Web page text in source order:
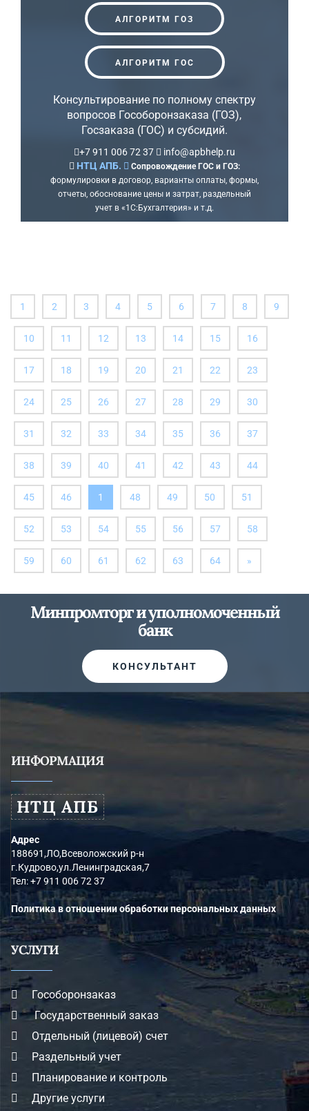
АЛГОРИТМ ГОЗ
АЛГОРИТМ ГОС
Консультирование по полному спектру
вопросов Гособоронзаказа (ГОЗ),
Госзаказа (ГОС) и субсидий.
+7 911 006 72 37
info@apbhelp.ru
НТЦ АПБ.
Сопровождение ГОС и ГОЗ:
формулировки в договор, варианты оплаты, формы,
отчеты, обоснование цены и затрат, раздельный
учет в «1С:Бухгалтерия» и т.д.
1 2 3 4 5 6 7 8 9
10 11 12 13 14 15 16
17 18 19 20 21 22 23
24 25 26 27 28 29 30
31 32 33 34 35 36 37
38 39 40 41 42 43 44
45 46 1
здесь)
48 49 50 51
52 53 54 55 56 57 58
59 60 61 62 63 64 »
Минпромторг и уполномоченный
банк
КОНСУЛЬТАНТ
ИНФОРМАЦИЯ
НТЦ АПБ
Адрес
188691,ЛО,Всеволожский р-н
г.Кудрово,ул.Ленинградская,7
Тел:+7 911 006 72 37
Политика в отношении обработки персональных данных
УСЛУГИ
Гособоронзаказ
Государственный заказ
Отдельный (лицевой) счет
Раздельный учет
Планирование и контроль
Другие услуги